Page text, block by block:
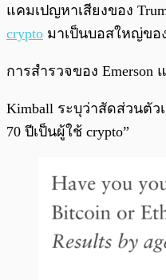
แคมเปญหาเสียงของ
crypto มาเป็นบอสใหญ่ขอ
การสำรวจของ
Kimball ระบุว่าสัดส่วนตัว
70 ปีเป็นผู้ใช้ crypto”